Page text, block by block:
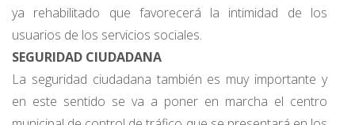
ya rehabilitado que favorecerá la intimidad de los
usuarios de los servicios sociales.
SEGURIDAD CIUDADANA
La seguridad ciudadana también es muy importante y
en este sentido se va a poner en marcha el centro